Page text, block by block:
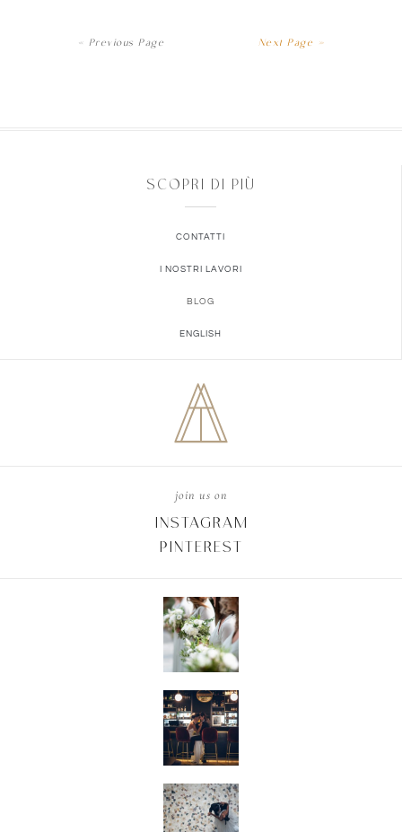
« Previous Page Next Page »
SCOPRI DI PIÙ
CONTATTI
I NOSTRI LAVORI
BLOG
ENGLISH
join us on
INSTAGRAM
PINTEREST